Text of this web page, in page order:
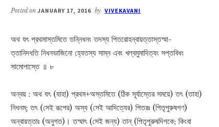
Posted onJANUARY 17, 2016 by VIVEKAVANI
অথ যৎ প্রথমাস্তমিতে তন্নিধনং তদস্য পিতরোহন্বায়ত্তাস্তস্মা-
ত্তানিদধতি নিধনভাজিনো হ্যেতস্য সাম্ন এবং খল্বমুমাদিত্যং সপ্তবিধং
সামোপাস্তে ॥ ৮
অন্বয় : অথ যৎ (যাহা) প্রথম+অস্তমিতে (ঠিক সূর্যাস্তের সময়ে) তৎ (তাহা)
নিধনম্; তৎ (সেই রূপের) অস্য (সেই আদিত্যের) পিতরঃ (পিতৃপুরুষগণ)
অন্বায়ত্তাঃ (অনুগত)। তস্মাৎ (সেই জন্য) তান্ (পিতৃপুরুষদিগকে; কিংবা